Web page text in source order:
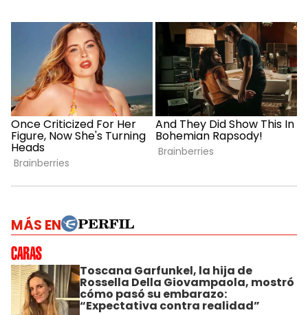
MÁS EN
Toscana Garfunkel, la hija de
Rossella Della Giovampaola, mostró
cómo pasó su embarazo:
“Expectativa contra realidad”